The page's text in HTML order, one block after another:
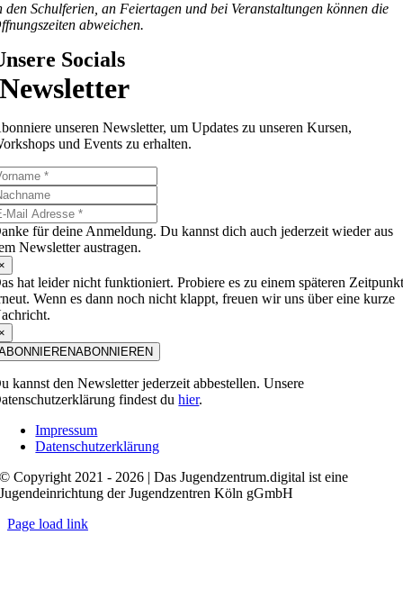
den Schulferien, an Feiertagen und bei Veranstaltungen können die
abweichen.
Socials
Newsletter
unseren Newsletter, um Updates zu unseren Kursen,
und Events zu erhalten.
für deine Anmeldung. Du kannst dich auch jederzeit wieder aus
Newsletter austragen.
hat leider nicht funktioniert. Probiere es zu einem späteren
Wenn es dann noch nicht klappt, freuen wir uns über eine kurze
ABONNIEREN
kannst den Newsletter jederzeit abbestellen. Unsere
findest duhier.
Impressum
Datenschutzerklärung
© Copyright 2021 - 2026 | Das Jugendzentrum.digital ist eine
Jugendeinrichtung der Jugendzentren Köln gGmbH
Page load link